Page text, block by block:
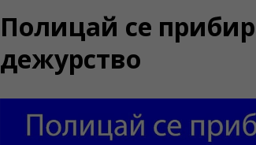
Полицай се
дежурство